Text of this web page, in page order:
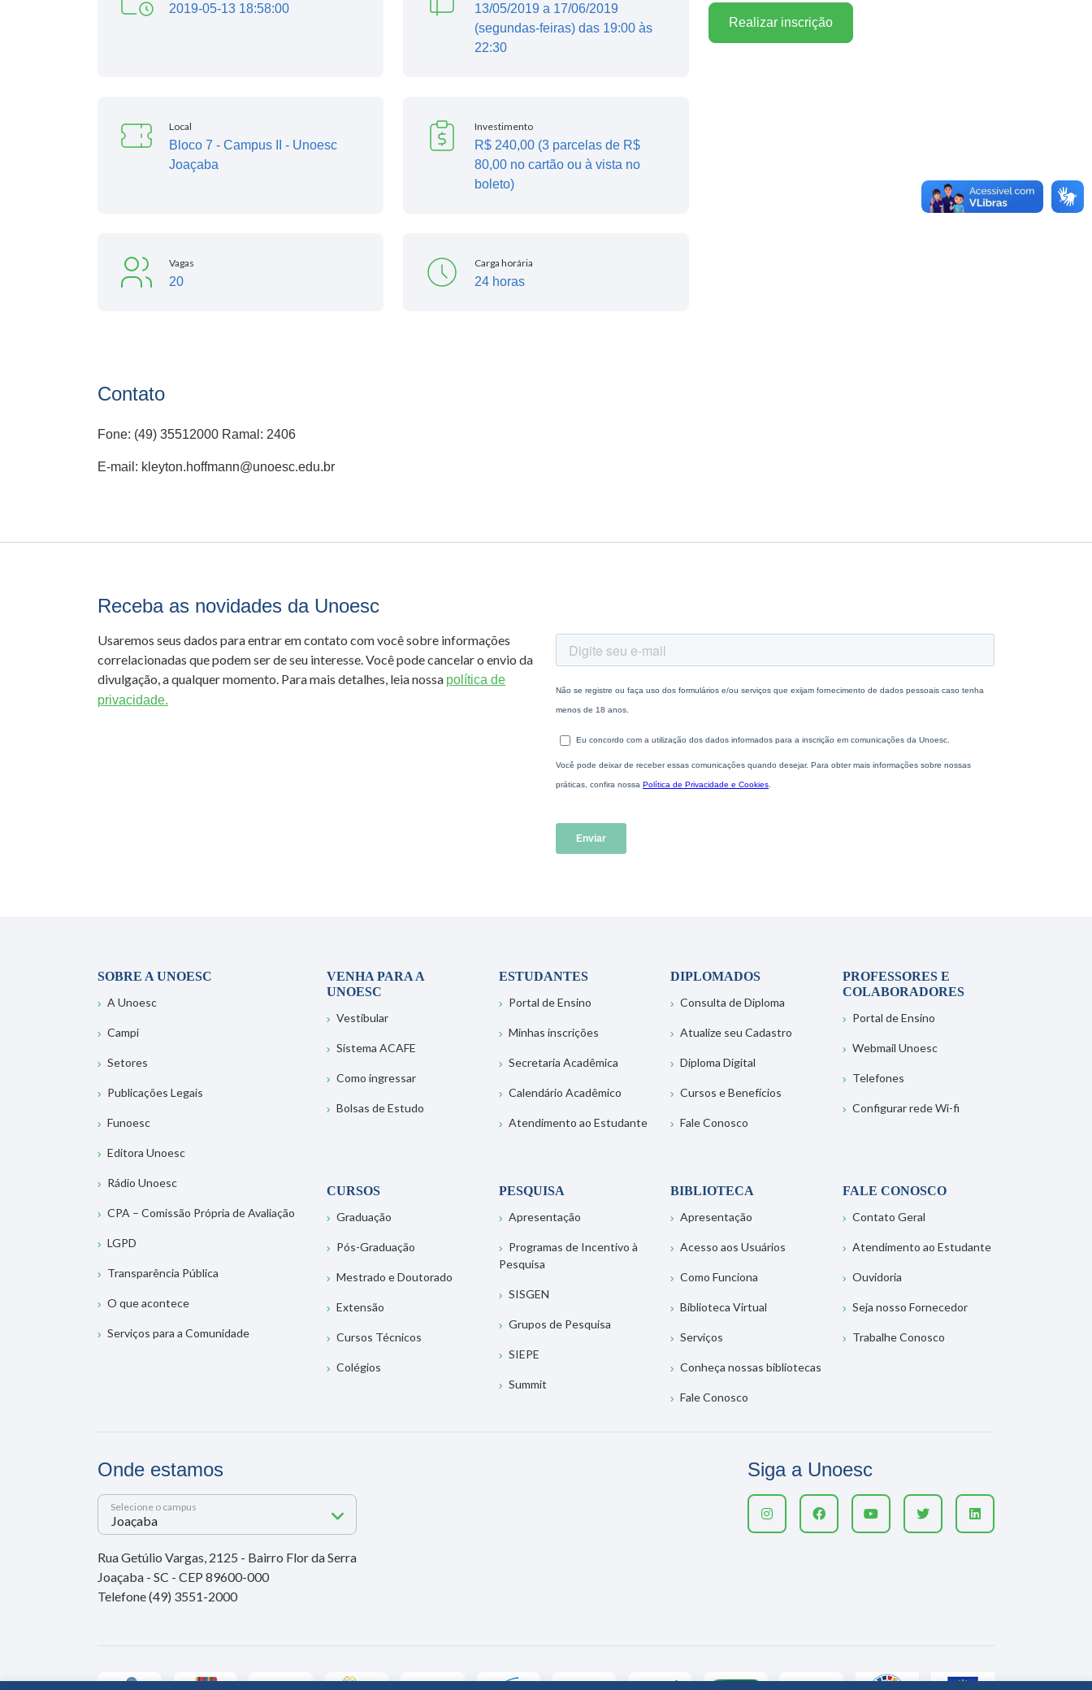
2019-05-13 18:58:00
13/05/2019 a 17/06/2019
(segundas-feiras) das 19:00 às
22:30
Local
Bloco 7 - Campus II - Unoesc
Joaçaba
Investimento
R$ 240,00 (3 parcelas de R$
80,00 no cartão ou à vista no
boleto)
Vagas
20
Carga horária
24 horas
Realizar inscrição
Contato
Fone: (49) 35512000 Ramal: 2406
E-mail: kleyton.hoffmann@unoesc.edu.br
Receba as novidades da Unoesc
Usaremos seus dados para entrar em contato com você sobre informações
correlacionadas que podem ser de seu interesse. Você pode cancelar o envio da
divulgação, a qualquer momento. Para mais detalhes, leia nossa política de
privacidade.
SOBRE A UNOESC
A Unoesc
Campi
Setores
Publicações Legais
Funoesc
Editora Unoesc
Rádio Unoesc
CPA – Comissão Própria de Avaliação
LGPD
Transparência Pública
O que acontece
Serviços para a Comunidade
VENHA PARA A
UNOESC
Vestibular
Sistema ACAFE
Como ingressar
Bolsas de Estudo
ESTUDANTES
Portal de Ensino
Minhas inscrições
Secretaria Acadêmica
Calendário Acadêmico
Atendimento ao Estudante
DIPLOMADOS
Consulta de Diploma
Atualize seu Cadastro
Diploma Digital
Cursos e Benefícios
Fale Conosco
PROFESSORES E
COLABORADORES
Portal de Ensino
Webmail Unoesc
Telefones
Configurar rede Wi-fi
CURSOS
Graduação
Pós-Graduação
Mestrado e Doutorado
Extensão
Cursos Técnicos
Colégios
PESQUISA
Apresentação
Programas de Incentivo à
Pesquisa
SISGEN
Grupos de Pesquisa
SIEPE
Summit
BIBLIOTECA
Apresentação
Acesso aos Usuários
Como Funciona
Biblioteca Virtual
Serviços
Conheça nossas bibliotecas
Fale Conosco
FALE CONOSCO
Contato Geral
Atendimento ao Estudante
Ouvidoria
Seja nosso Fornecedor
Trabalhe Conosco
Onde estamos
Selecione o campus
Rua Getúlio Vargas, 2125 - Bairro Flor da Serra
Joaçaba - SC - CEP 89600-000
Telefone (49) 3551-2000
Siga a Unoesc